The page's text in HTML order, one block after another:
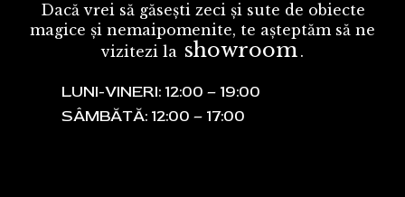
Dacă vrei să găsești zeci și sute de obiecte
magice și nemaipomenite, te așteptăm să ne
vizitezi la showroom .
LUNI-VINERI: 12:00 – 19:00
SÂMBĂTĂ: 12:00 – 17:00